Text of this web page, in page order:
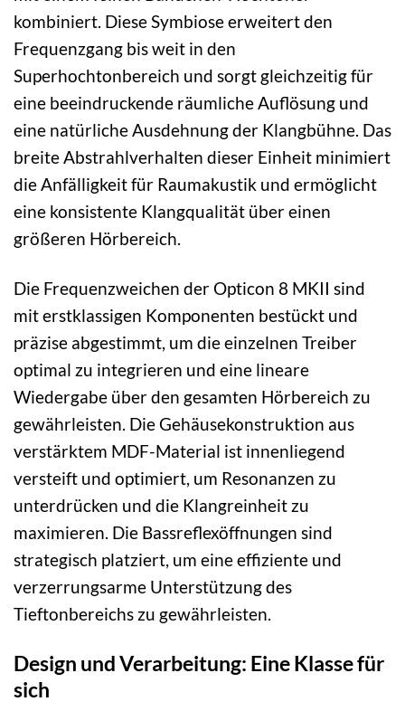
kombiniert. Diese Symbiose erweitert den
Frequenzgang bis weit in den
Superhochtonbereich und sorgt gleichzeitig für
eine beeindruckende räumliche Auflösung und
eine natürliche Ausdehnung der Klangbühne. Das
breite Abstrahlverhalten dieser Einheit minimiert
die Anfälligkeit für Raumakustik und ermöglicht
eine konsistente Klangqualität über einen
größeren Hörbereich.
Die Frequenzweichen der Opticon 8 MKII sind
mit erstklassigen Komponenten bestückt und
präzise abgestimmt, um die einzelnen Treiber
optimal zu integrieren und eine lineare
Wiedergabe über den gesamten Hörbereich zu
gewährleisten. Die Gehäusekonstruktion aus
verstärktem MDF-Material ist innenliegend
versteift und optimiert, um Resonanzen zu
unterdrücken und die Klangreinheit zu
maximieren. Die Bassreflexöffnungen sind
strategisch platziert, um eine effiziente und
verzerrungsarme Unterstützung des
Tieftonbereichs zu gewährleisten.
Design und Verarbeitung: Eine Klasse für
sich